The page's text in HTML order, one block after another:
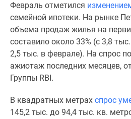
авторы
Машино-
места
Специальные
предложения
Апартаменты
Новостройки
карте
Февраль отметился
семейной ипотеки. На рынке
объема продаж жилья на
составило около 33% (с 3,8
2,5 тыс. в феврале). На спрос
ажиотаж последних месяцев,
Группы RBI.
В квадратных метрах спрос
145,2 тыс. до 94,4 тыс. кв.